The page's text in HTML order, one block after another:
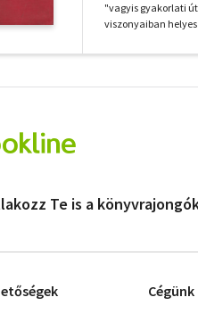
"vagyis gyakorlati
viszonyaiban helyes
Te is a
Cégünk